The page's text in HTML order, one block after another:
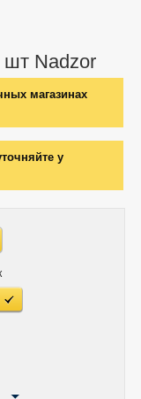
шт Nadzor
магазинах
у